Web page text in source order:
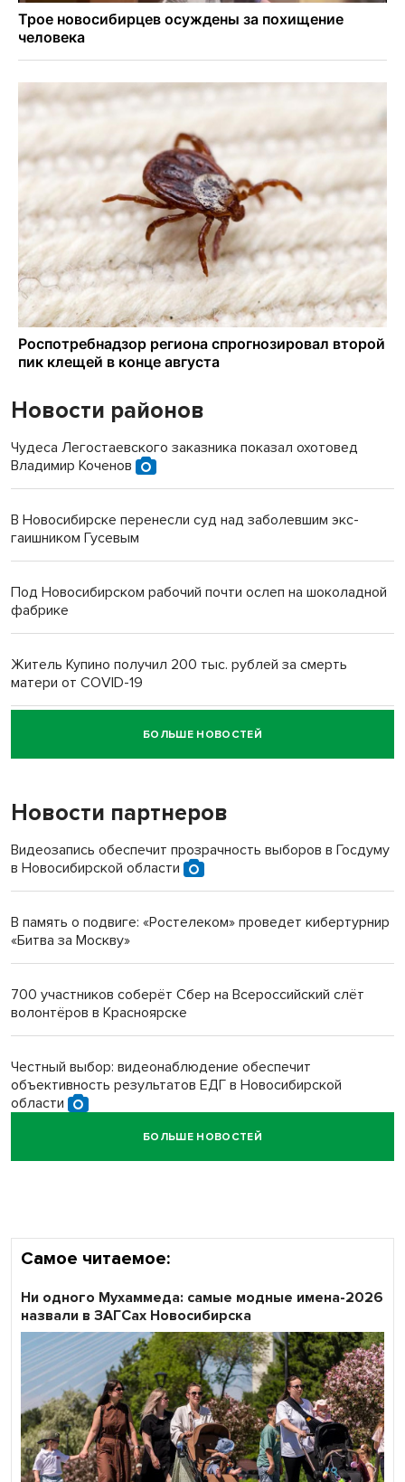
Новости районов
Чудеса Легостаевского заказника показал охотовед
Владимир Коченов
В Новосибирске перенесли суд над заболевшим экс-
гаишником Гусевым
Под Новосибирском рабочий почти ослеп на шоколадной
фабрике
Житель Купино получил 200 тыс. рублей за смерть
матери от COVID-19
Новосибирский суд наказал водителя за смерть
пенсионерки на вокзале
«Мы живём на пастбище!»: в новосибирском селе лошади
терроризируют жителей
Инвалид получил условный срок за избиение врачей
БОЛЬШЕ НОВОСТЕЙ
Новости партнеров
Видеозапись обеспечит прозрачность выборов в Госдуму
в Новосибирской области
В память о подвиге: «Ростелеком» проведет кибертурнир
«Битва за Москву»
700 участников соберёт Сбер на Всероссийский слёт
волонтёров в Красноярске
Честный выбор: видеонаблюдение обеспечит
объективность результатов ЕДГ в Новосибирской
области
Кибертанки пошли в бой: «Ростелеком» объявляет
БОЛЬШЕ НОВОСТЕЙ
Самое читаемое:
Ни одного Мухаммеда: самые модные имена-2026
назвали в ЗАГСах Новосибирска